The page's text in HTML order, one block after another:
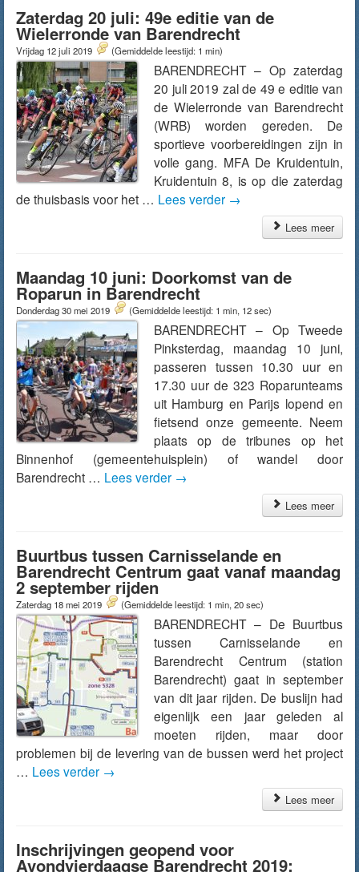
Zaterdag 20 juli: 49e editie van de
Wielerronde van Barendrecht
Vrijdag 12 juli 2019 (Gemiddelde leestijd: 1 min)
BARENDRECHT – Op zaterdag
20 juli 2019 zal de 49 e editie van
de Wielerronde van Barendrecht
(WRB) worden gereden. De
sportieve voorbereidingen zijn in
volle gang. MFA De Kruidentuin,
Kruidentuin 8, is op die zaterdag
de thuisbasis voor het … Lees verder →
Lees meer
Maandag 10 juni: Doorkomst van de
Roparun in Barendrecht
Donderdag 30 mei 2019 (Gemiddelde leestijd: 1 min, 12 sec)
BARENDRECHT – Op Tweede
Pinksterdag, maandag 10 juni,
passeren tussen 10.30 uur en
17.30 uur de 323 Roparunteams
uit Hamburg en Parijs lopend en
fietsend onze gemeente. Neem
plaats op de tribunes op het
Binnenhof (gemeentehuisplein) of wandel door
Barendrecht … Lees verder →
Lees meer
Buurtbus tussen Carnisselande en
Barendrecht Centrum gaat vanaf maandag
2 september rijden
Zaterdag 18 mei 2019 (Gemiddelde leestijd: 1 min, 20 sec)
BARENDRECHT – De Buurtbus
tussen Carnisselande en
Barendrecht Centrum (station
Barendrecht) gaat in september
van dit jaar rijden. De buslijn had
eigenlijk een jaar geleden al
moeten rijden, maar door
problemen bij de levering van de bussen werd het project
… Lees verder →
Lees meer
Inschrijvingen geopend voor
Avondvierdaagse Barendrecht 2019: